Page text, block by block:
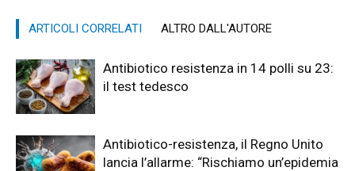
ARTICOLI CORRELATI ALTRO DALL'AUTORE
Antibiotico resistenza in 14 polli su 23:
il test tedesco
Antibiotico-resistenza, il Regno Unito
lancia l’allarme: “Rischiamo un’epidemia